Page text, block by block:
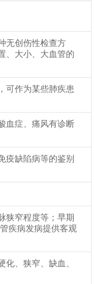
无创伤性检查方
、大小、大血管的
可作为某些肺疾患
血症、痛风有诊断
疫缺陷病等的鉴别
狭窄程度等；早期
疾病发病提供客观
、狭窄、缺血、